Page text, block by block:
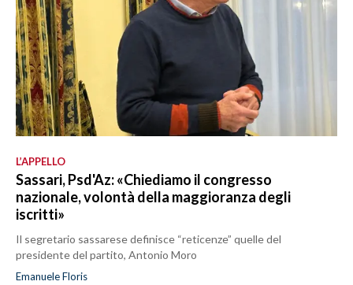
L’APPELLO
Sassari, Psd'Az: «Chiediamo il congresso
nazionale, volontà della maggioranza degli
iscritti»
Il segretario sassarese definisce “reticenze” quelle del
presidente del partito, Antonio Moro
Emanuele Floris